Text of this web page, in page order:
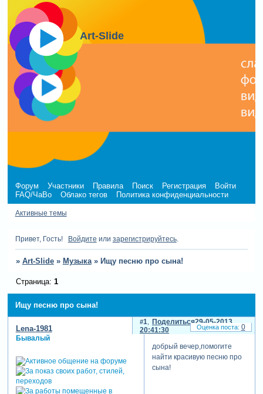
Art-Slide
Форум Участники Правила Поиск Регистрация
Войти
FAQ/ЧаВо
Облако тегов Политика конфиденциальности
Активные темы
Привет, Гость! Войдите или зарегистрируйтесь.
» Art-Slide » Музыка » Ищу песню про сына!
Ищу песню про сына!
Страница: 1
Поделиться
1
29-05-2013
20:41:30
Lena-1981
Бывалый
добрый вечер,помогите
найти красивую песню про
сына!
0